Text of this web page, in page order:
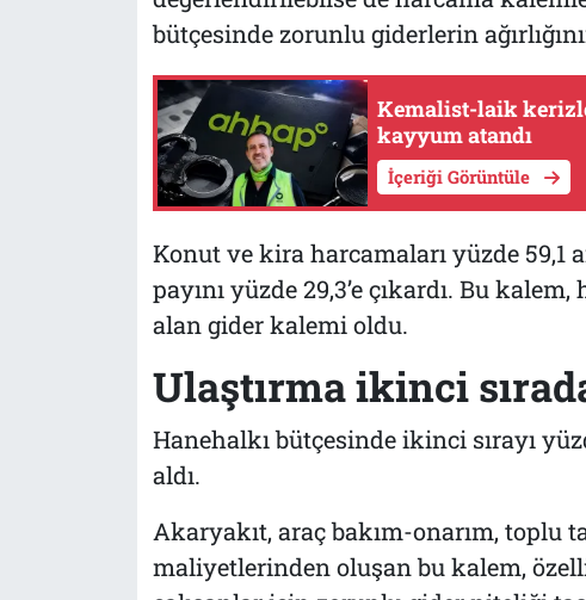
bütçesinde zorunlu giderlerin
Kemalist-laik
kayyum atandı
İçeriği Görüntüle
Konut ve kira harcamaları yüzde
payını yüzde 29,3’e çıkardı. Bu
alan gider kalemi oldu.
Ulaştırma ikinci
Hanehalkı bütçesinde ikinci sırayı
aldı.
Akaryakıt, araç bakım-onarım, toplu
maliyetlerinden oluşan bu kalem,